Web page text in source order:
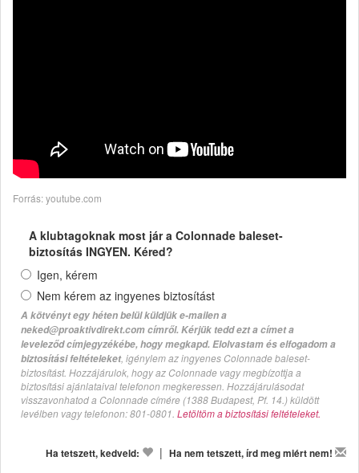
Forrás: youtube.com
A klubtagoknak most jár a Colonnade baleset-
biztosítás INGYEN. Kéred?
Igen, kérem
Nem kérem az ingyenes biztosítást
A kötvényt egy héten belül küldjük e-mailen a
neked@proaktivdirekt.com címről. Kérjük tedd ezt a címet a
leveleződ címjegyzékébe, hogy megkapd. Elolvastam és elfogadom a
biztosítási feltételeket, igénylem az ingyenes Colonnade baleset-
biztosítást. Hozzájárulok, hogy az Colonnade vagy megbízottja a
biztosítási ajánlataival telefonon megkeressen. Hozzájárulásodat
visszavonhatod a Colonnade címére (1388 Budapest, Pf. 14.) küldött
levélben vagy telefonon: 801-0801. Letöltöm a biztosítási feltételeket.
Ha tetszett, kedveld: | Ha nem tetszett, írd meg miért nem!